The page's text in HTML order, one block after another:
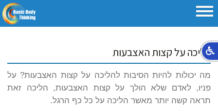
הליכה על קצות האצבעות
מה יכולות להיות הסיבות להליכה על קצות האצבעות? על
פניו, לאדם שלא הולך על קצות האצבעות, הליכה זאת
תראה קשה יותר מאשר הליכה על כל כף הרגל.